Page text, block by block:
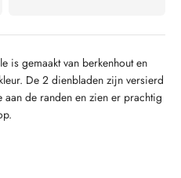
is gemaakt van berkenhout en
De 2 dienbladen zijn versierd
de randen en zien er prachtig